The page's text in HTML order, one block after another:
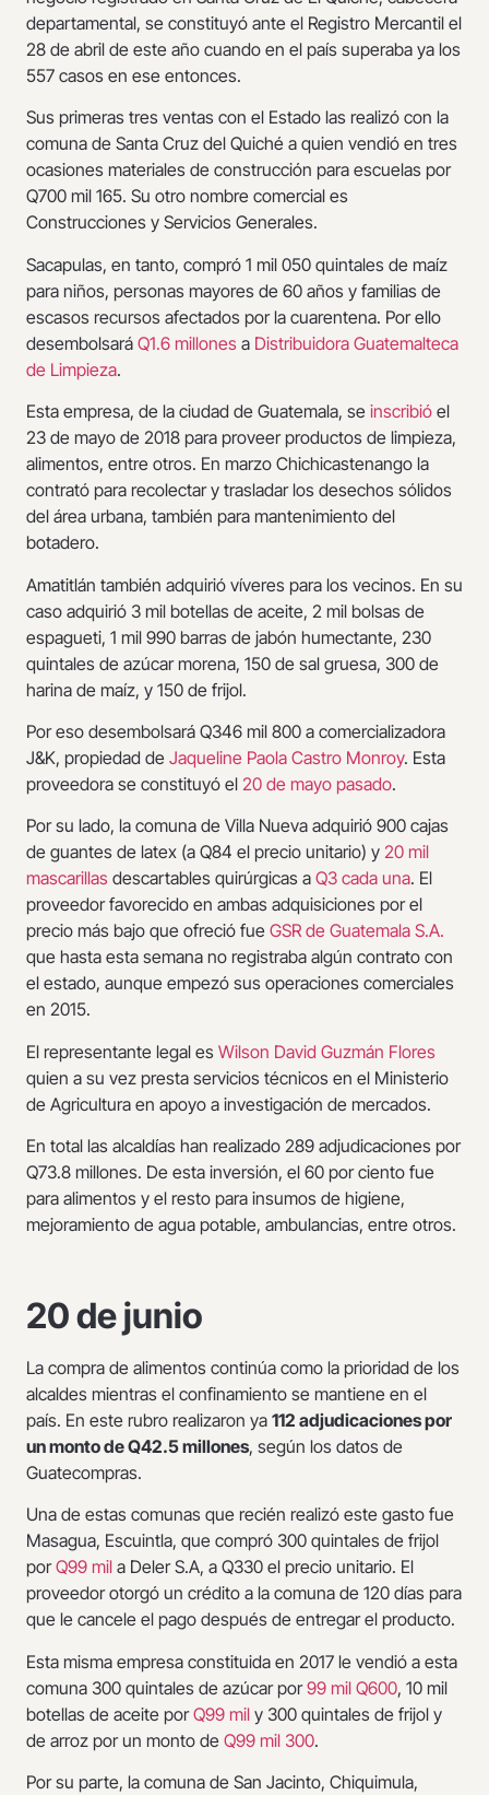
departamental, se constituyó ante el Registro Mercantil el
28 de abril de este año cuando en el país superaba ya los
557 casos en ese entonces.
Sus primeras tres ventas con el Estado las realizó con la
comuna de Santa Cruz del Quiché a quien vendió en tres
ocasiones materiales de construcción para escuelas por
Q700 mil 165. Su otro nombre comercial es
Construcciones y Servicios Generales.
Sacapulas, en tanto, compró 1 mil 050 quintales de maíz
para niños, personas mayores de 60 años y familias de
escasos recursos afectados por la cuarentena. Por ello
desembolsará Q1.6 millones a Distribuidora Guatemalteca
de Limpieza.
Esta empresa, de la ciudad de Guatemala, se inscribió el
23 de mayo de 2018 para proveer productos de limpieza,
alimentos, entre otros. En marzo Chichicastenango la
contrató para recolectar y trasladar los desechos sólidos
del área urbana, también para mantenimiento del
botadero.
Amatitlán también adquirió víveres para los vecinos. En su
caso adquirió 3 mil botellas de aceite, 2 mil bolsas de
espagueti, 1 mil 990 barras de jabón humectante, 230
quintales de azúcar morena, 150 de sal gruesa, 300 de
harina de maíz, y 150 de frijol.
Por eso desembolsará Q346 mil 800 a comercializadora
J&K, propiedad de Jaqueline Paola Castro Monroy. Esta
proveedora se constituyó el 20 de mayo pasado.
Por su lado, la comuna de Villa Nueva adquirió 900 cajas
de guantes de latex (a Q84 el precio unitario) y 20 mil
mascarillas descartables quirúrgicas a Q3 cada una. El
proveedor favorecido en ambas adquisiciones por el
precio más bajo que ofreció fue GSR de Guatemala S.A.
que hasta esta semana no registraba algún contrato con
el estado, aunque empezó sus operaciones comerciales
en 2015.
El representante legal es Wilson David Guzmán Flores
quien a su vez presta servicios técnicos en el Ministerio
de Agricultura en apoyo a investigación de mercados.
En total las alcaldías han realizado 289 adjudicaciones por
Q73.8 millones. De esta inversión, el 60 por ciento fue
para alimentos y el resto para insumos de higiene,
mejoramiento de agua potable, ambulancias, entre otros.
20 de junio
La compra de alimentos continúa como la prioridad de los
alcaldes mientras el confinamiento se mantiene en el
país. En este rubro realizaron ya 112 adjudicaciones por
un monto de Q42.5 millones, según los datos de
Guatecompras.
Una de estas comunas que recién realizó este gasto fue
Masagua, Escuintla, que compró 300 quintales de frijol
porQ99 mil a Deler S.A, a Q330 el precio unitario. El
proveedor otorgó un crédito a la comuna de 120 días para
que le cancele el pago después de entregar el producto.
Esta misma empresa constituida en 2017 le vendió a esta
comuna 300 quintales de azúcar por99 mil Q600, 10 mil
botellas de aceite porQ99 mil y 300 quintales de frijol y
de arroz por un monto de Q99 mil 300.
Por su parte, la comuna de San Jacinto, Chiquimula,